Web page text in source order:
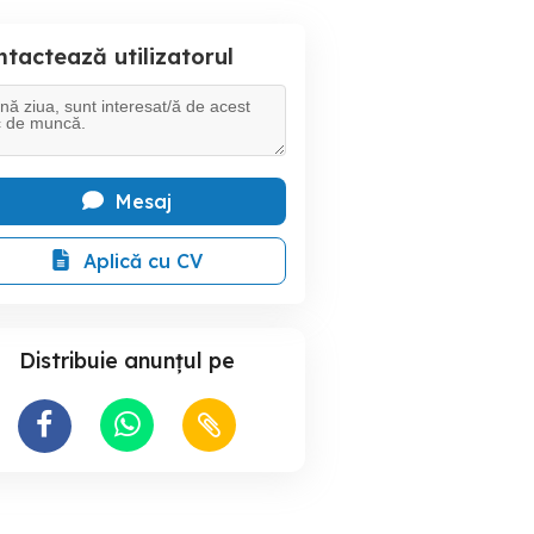
utilizatorul
Mesaj
Aplică cu CV
Distribuie anunțul pe